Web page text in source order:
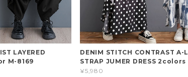
LAYERED
M-8169
DENIM STITCH CONTRAST A-
STRAP JUMER DRESS
¥5,980